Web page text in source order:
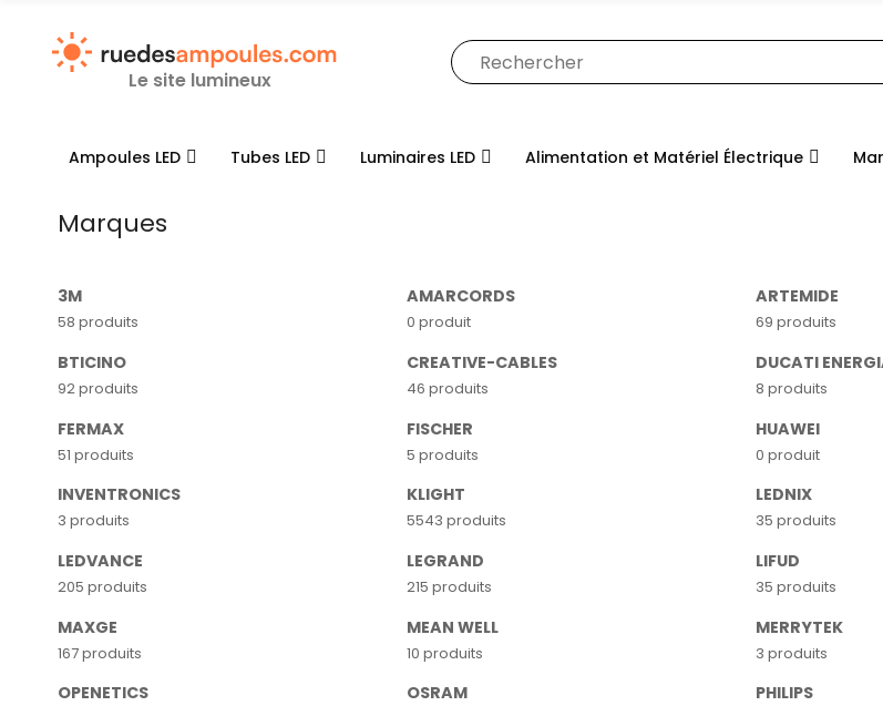
Le site lumineux
Ampoules LED Tubes LED Luminaires LED Alimentation et Matériel Électrique
Marques
3M
58 produits
AMARCORDS
0 produit
ARTEMIDE
69 produits
BTICINO
92 produits
CREATIVE-CABLES
46 produits
DUCATI
8 produits
FERMAX
51 produits
FISCHER
5 produits
HUAWEI
0 produit
INVENTRONICS
3 produits
KLIGHT
5543 produits
LEDNIX
35 produits
LEDVANCE
205 produits
LEGRAND
215 produits
LIFUD
35 produits
MAXGE
167 produits
MEAN WELL
10 produits
MERRYTEK
3 produits
OPENETICS OSRAM PHILIPS